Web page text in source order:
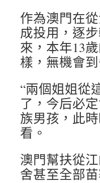
作為澳門在
成投用，逐
來，本年13
樣，無機會
“兩個姐姐從
了，今后必
族男孩，此
看。
澳門幫扶從
舍甚至全部